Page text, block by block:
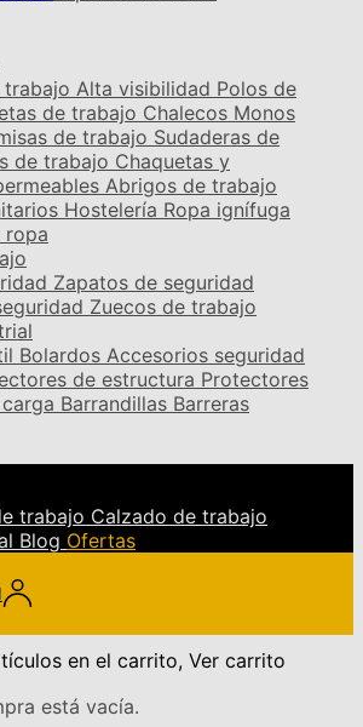
trabajo Alta visibilidad Polos de
de trabajo Chalecos Monos
de trabajo Sudaderas de
de trabajo Chaquetas y
Abrigos de trabajo
Hostelería Ropa ignífuga
ropa
Zapatos de seguridad
Zuecos de trabajo
Bolardos Accesorios seguridad
de estructura Protectores
Barrandillas Barreras
trabajo Calzado de trabajo
Blog Ofertas
en el carrito, Ver carrito
está vacía.